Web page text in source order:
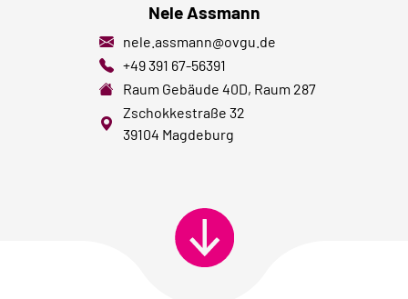
Nele Assmann
nele.assmann@ovgu.de
+49 391 67-56391
Raum Gebäude 40D, Raum 287
Zschokkestraße 32
39104 Magdeburg